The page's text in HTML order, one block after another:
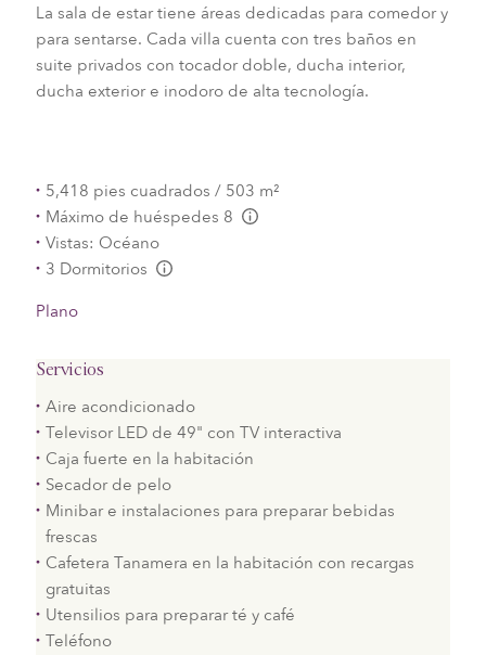
La sala de estar tiene áreas dedicadas para comedor y
para sentarse. Cada villa cuenta con tres baños en
suite privados con tocador doble, ducha interior,
ducha exterior e inodoro de alta tecnología.
5,418 pies cuadrados / 503 m²
Máximo de huéspedes 8
Vistas: Océano
3 Dormitorios
Plano
Servicios
Aire acondicionado
Televisor LED de 49" con TV interactiva
Caja fuerte en la habitación
Secador de pelo
Minibar e instalaciones para preparar bebidas
frescas
Cafetera Tanamera en la habitación con recargas
gratuitas
Utensilios para preparar té y café
Teléfono